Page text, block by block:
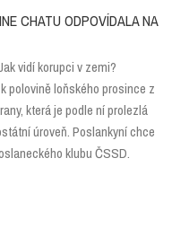
CHATU ODPOVÍDALA NA
vidí korupci v zemi?
polovině loňského prosince z
která je podle ní prolezlá
úroveň. Poslankyní chce
klubu ČSSD.